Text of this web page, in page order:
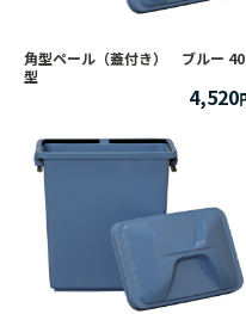
角型ペール（蓋付き） ブルー 40
型
4,520